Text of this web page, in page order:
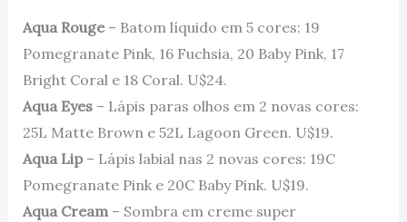
Aqua Rouge– Batom líquido em 5 cores: 19
Pomegranate Pink, 16 Fuchsia, 20 Baby Pink, 17
Bright Coral e 18 Coral. U$24.
Aqua Eyes – Lápis paras olhos em 2 novas cores:
25L Matte Brown e 52L Lagoon Green. U$19.
Aqua Lip– Lápis labial nas 2 novas cores: 19C
Pomegranate Pink e 20C Baby Pink. U$19.
Aqua Cream– Sombra em creme super